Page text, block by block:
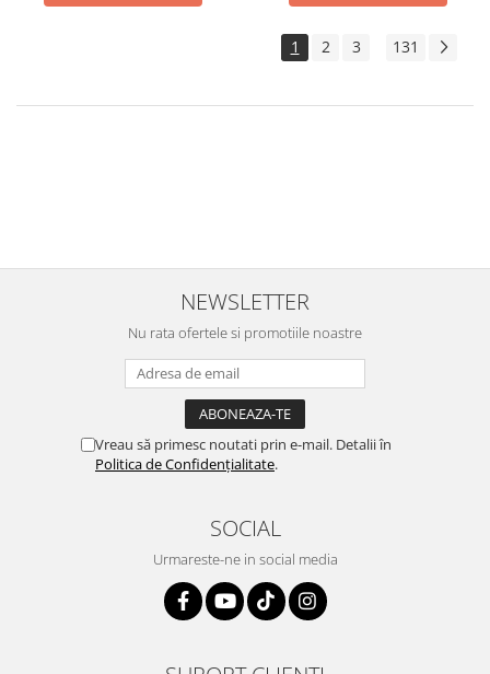
1 2 3 131
NEWSLETTER
Nu rata ofertele si promotiile noastre
Vreau să primesc noutati prin e-mail. Detalii în
Politica de Confidențialitate.
SOCIAL
Urmareste-ne in social media